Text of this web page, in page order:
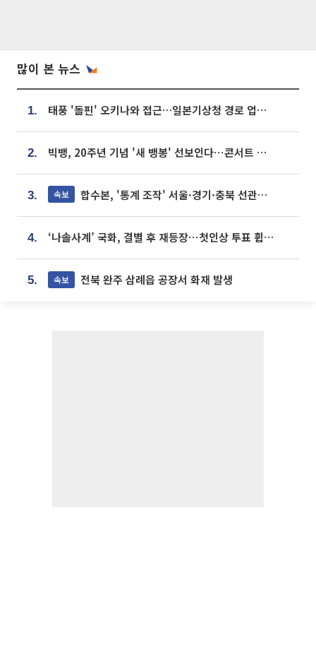
많이 본 뉴스
1. 태풍 '돌핀' 오키나와 접근…일본기상청 경로 업데이트
2. 빅뱅, 20주년 기념 '새 뱅봉' 선보인다⋯콘서트 앞두고 팝업 개최
3. 속보 합수본, '통계 조작' 서울·경기·충북 선관위 등 추가 압수수색
4. ‘나솔사계’ 국화, 결별 후 재등장⋯첫인상 투표 휩쓸고 ‘인기녀’ 등극
5. 속보 전북 완주 삼례읍 공장서 화재 발생